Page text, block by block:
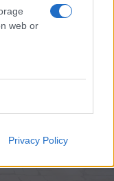
web or
Privacy Policy